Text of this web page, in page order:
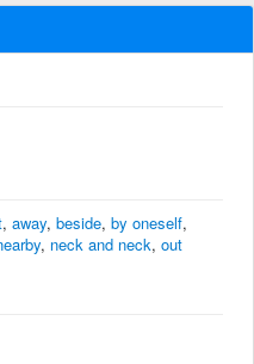
, away, beside, by oneself,
, neck and neck, out